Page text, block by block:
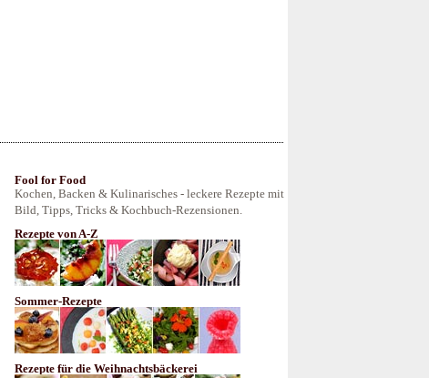
Fool for Food
Kochen, Backen & Kulinarisches - leckere Rezepte mit
Bild, Tipps, Tricks & Kochbuch-Rezensionen.
Rezepte von A-Z
Sommer-Rezepte
Rezepte für die Weihnachtsbäckerei